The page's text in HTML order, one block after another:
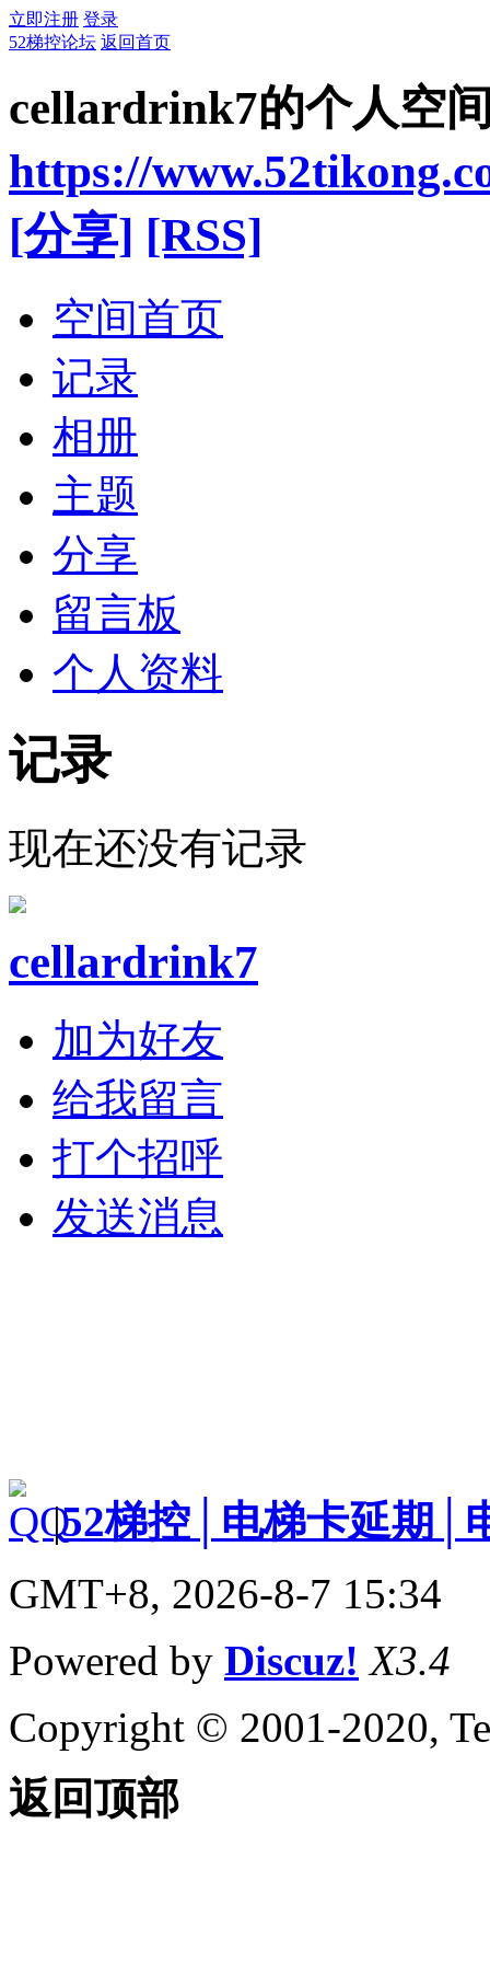
立即注册 登录
52梯控论坛 返回首页
cellardrink7的个人空
https://
[分享] [RSS]
空间首页
记录
相册
主题
分享
留言板
个人资料
记录
现在还没有记录
cellardrink7
加为好友
给我留言
打个招呼
发送消息
|52梯控│电梯卡延期│
GMT+8, 2026-8-7 15:34
Powered by Discuz! X3.4
Copyright © 2001-2020,
返回顶部